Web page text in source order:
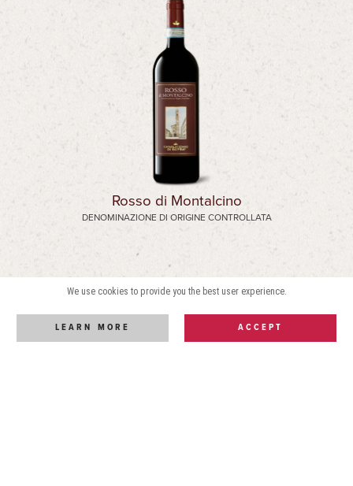
Rosso di Montalcino
DENOMINAZIONE DI ORIGINE CONTROLLATA
We use cookies to provide you the best user experience.
LEARN MORE ACCEPT